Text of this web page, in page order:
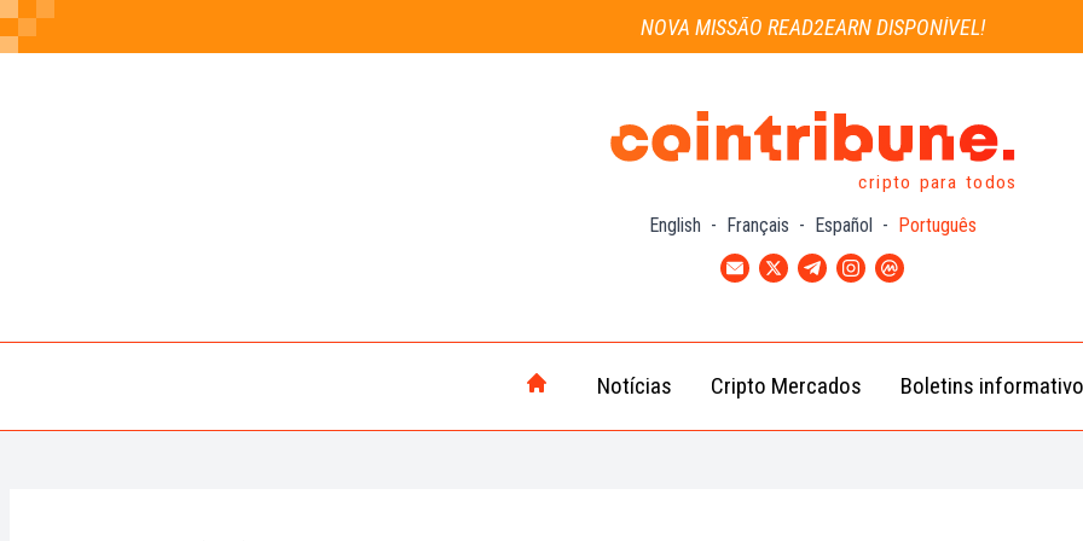
NOVA MISSÃO READ2EARN DISPONÍVEL!
cripto para todos
English - Français - Español - Português
Notícias
Notícias
Cripto
Cripto Mercados
(BTC)
Boletins